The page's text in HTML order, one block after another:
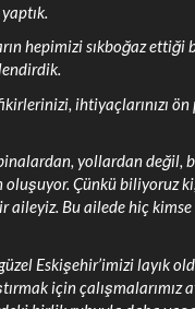
hepimizi sıkboğaz ettiği
ihtiyaçlarınızı
yollardan değil,
oluşuyor. Çünkü biliyoruz
aileyiz. Bu ailede hiç kimse
Eskişehir’imizi layık
için çalışmalarımız